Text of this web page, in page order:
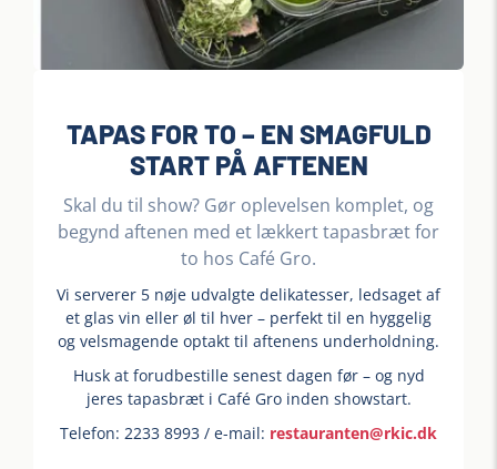
TAPAS FOR TO – EN SMAGFULD
START PÅ AFTENEN
Skal du til show? Gør oplevelsen komplet, og
begynd aftenen med et lækkert tapasbræt for
to hos Café Gro.
Vi serverer 5 nøje udvalgte delikatesser, ledsaget af
et glas vin eller øl til hver – perfekt til en hyggelig
og velsmagende optakt til aftenens underholdning.
Husk at forudbestille senest dagen før – og nyd
jeres tapasbræt i Café Gro inden showstart.
Telefon: 2233 8993 / e-mail: restauranten@rkic.dk